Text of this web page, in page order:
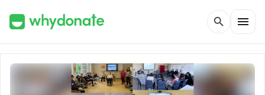
search menu